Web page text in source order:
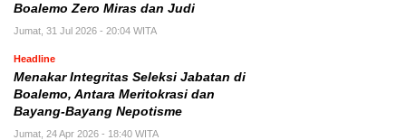
Boalemo Zero Miras dan Judi
Jumat, 31 Jul 2026 - 20:04 WITA
Headline
Menakar Integritas Seleksi Jabatan di
Boalemo, Antara Meritokrasi dan
Bayang-Bayang Nepotisme
Jumat, 24 Apr 2026 - 18:40 WITA